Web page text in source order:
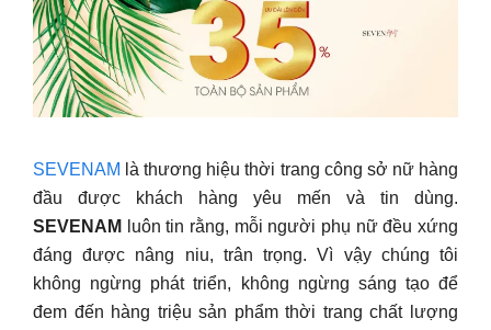
SEVENAM là thương hiệu thời trang công sở nữ hàng
đầu được khách hàng yêu mến và tin dùng.
SEVENAM
luôn tin rằng, mỗi người phụ nữ đều xứng
đáng được nâng niu, trân trọng. Vì vậy chúng tôi
không ngừng phát triển, không ngừng sáng tạo để
đem đến hàng triệu sản phẩm thời trang chất lượng